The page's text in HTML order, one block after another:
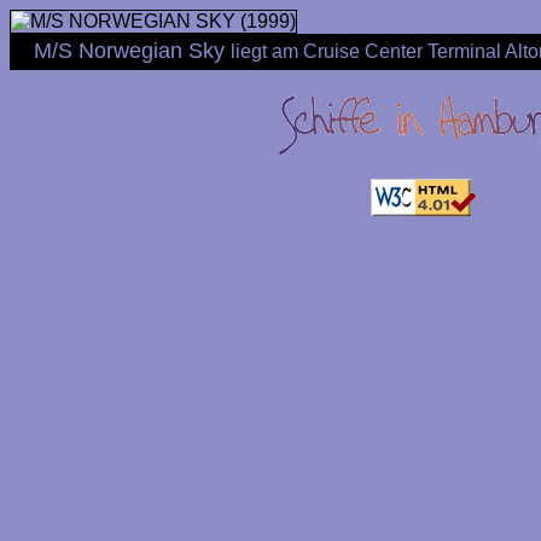
M/S Norwegian Sky liegt am Cruise Center Terminal